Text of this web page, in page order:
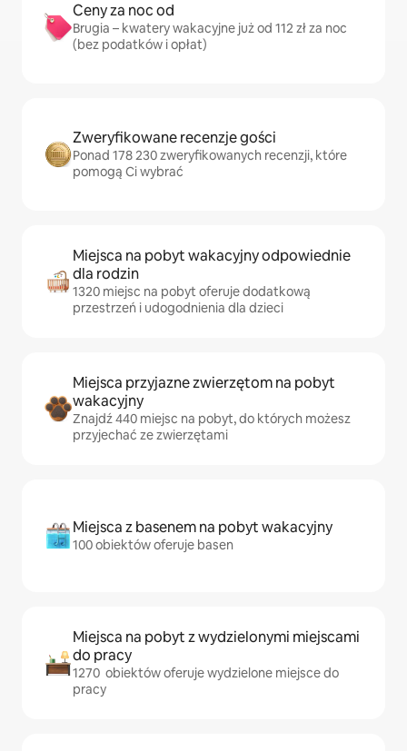
Ceny za noc od
Brugia – kwatery wakacyjne już od 112 zł za noc
(bez podatków i opłat)
Zweryfikowane recenzje gości
Ponad 178 230 zweryfikowanych recenzji, które
pomogą Ci wybrać
Miejsca na pobyt wakacyjny odpowiednie
dla rodzin
1320 miejsc na pobyt oferuje dodatkową
przestrzeń i udogodnienia dla dzieci
Miejsca przyjazne zwierzętom na pobyt
wakacyjny
Znajdź 440 miejsc na pobyt, do których możesz
przyjechać ze zwierzętami
Miejsca z basenem na pobyt wakacyjny
100 obiektów oferuje basen
Miejsca na pobyt z wydzielonymi miejscami
do pracy
1270 obiektów oferuje wydzielone miejsce do
pracy